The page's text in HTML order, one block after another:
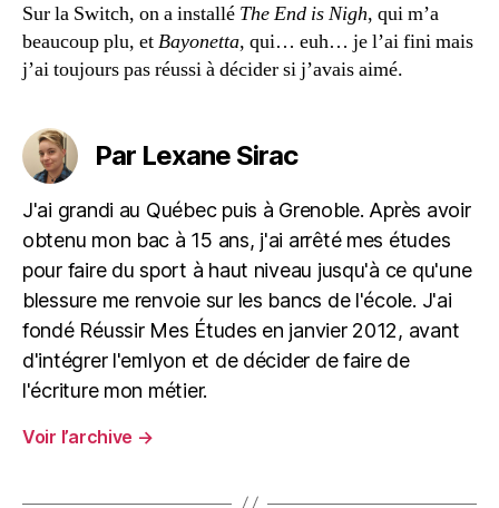
Sur la Switch, on a installé The End is Nigh, qui m’a
beaucoup plu, etBayonetta, qui… euh… je l’ai fini mais
j’ai toujours pas réussi à décider si j’avais aimé.
Par Lexane Sirac
J'ai grandi au Québec puis à Grenoble. Après avoir
obtenu mon bac à 15 ans, j'ai arrêté mes études
pour faire du sport à haut niveau jusqu'à ce qu'une
blessure me renvoie sur les bancs de l'école. J'ai
fondé Réussir Mes Études en janvier 2012, avant
d'intégrer l'emlyon et de décider de faire de
l'écriture mon métier.
Voir l’archive →